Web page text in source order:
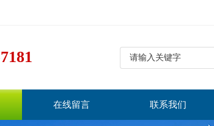
在线留言 联系我们